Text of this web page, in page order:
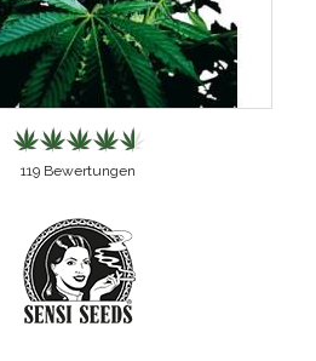
119Bewertungen